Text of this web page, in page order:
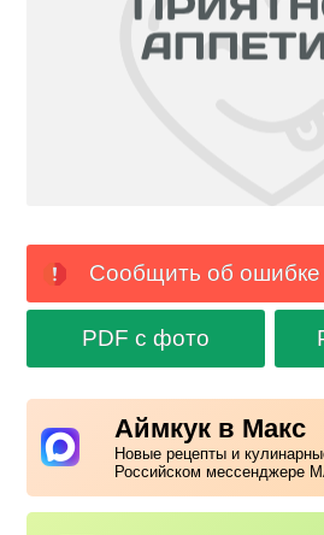
Сообщить об ошибке
PDF с фото
Аймкук в Макс
Новые рецепты и
Российском мессенджере